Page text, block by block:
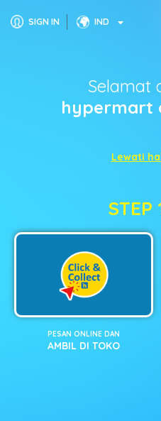
SIGN IN IND
Selamat
hypermart
Lewati
STEP
PESAN ONLINE DAN
AMBIL DI TOKO